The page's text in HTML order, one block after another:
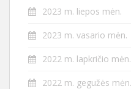
2023 m. liepos mėn.
2023 m. vasario mėn.
2022 m. lapkričio mėn.
2022 m. gegužės mėn.